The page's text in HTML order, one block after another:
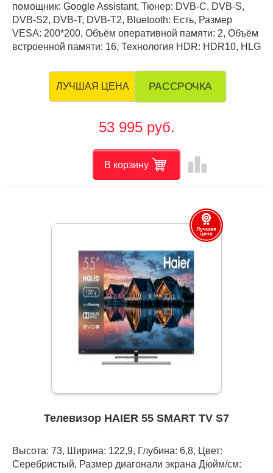
помощник: Google Assistant, Тюнер: DVB-C, DVB-S,
DVB-S2, DVB-T, DVB-T2, Bluetooth: Есть, Размер
VESA: 200*200, Объём оперативной памяти: 2, Объём
встроенной памяти: 16, Технология HDR: HDR10, HLG
ЛУЧШАЯ ЦЕНА РАССРОЧКА
53 995 руб.
В корзину leaderboard
Телевизор HAIER 55 SMART TV S7
Высота: 73, Ширина: 122,9, Глубина: 6,8, Цвет:
Серебристый, Размер диагонали экрана Дюйм/см: